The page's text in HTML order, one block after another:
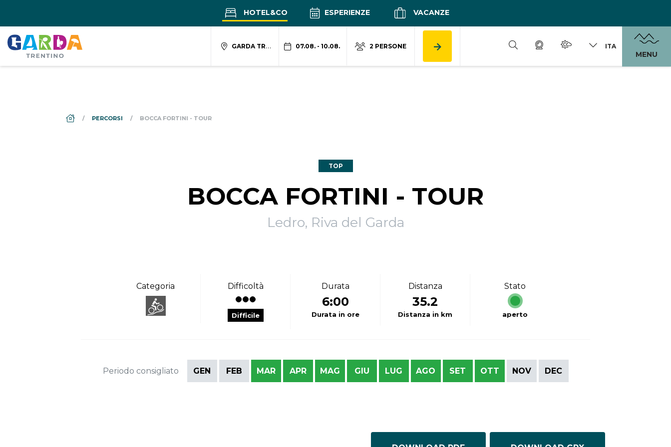
HOTEL&CO ESPERIENZE VACANZE
GARDA TRENTINO 07.08. - 10.08. 2 PERSONE ITA
MENU
DS_BREADCRUMB.HOME
PERCORSI BOCCA FORTINI - TOUR
TOP
BOCCA FORTINI - TOUR
Ledro, Riva del Garda
Categoria Difficoltà
Difficile
Durata
6:00
Durata in ore
Distanza
35.2
Distanza in km
Stato
aperto
Periodo consigliato GEN FEB MAR APR MAG GIU LUG AGO SET OTT NOV DEC